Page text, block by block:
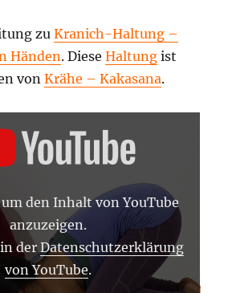
zuKranich-Haltung –
Händen. DieseHaltung ist
vonKrähe – Kakasana.
den Inhalt von YouTube
anzuzeigen.
derDatenschutzerklärung
von YouTube.